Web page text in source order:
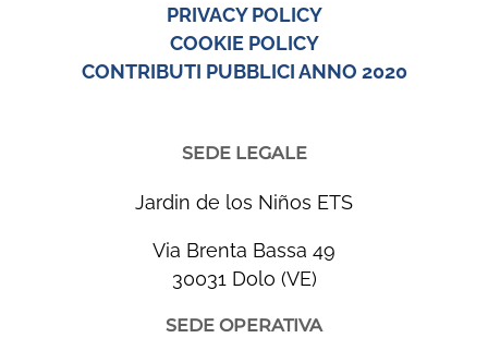
PRIVACY POLICY
COOKIE POLICY
CONTRIBUTI PUBBLICI ANNO 2020
SEDE LEGALE
Jardin de los Niños ETS
Via Brenta Bassa 49
30031 Dolo (VE)
SEDE OPERATIVA